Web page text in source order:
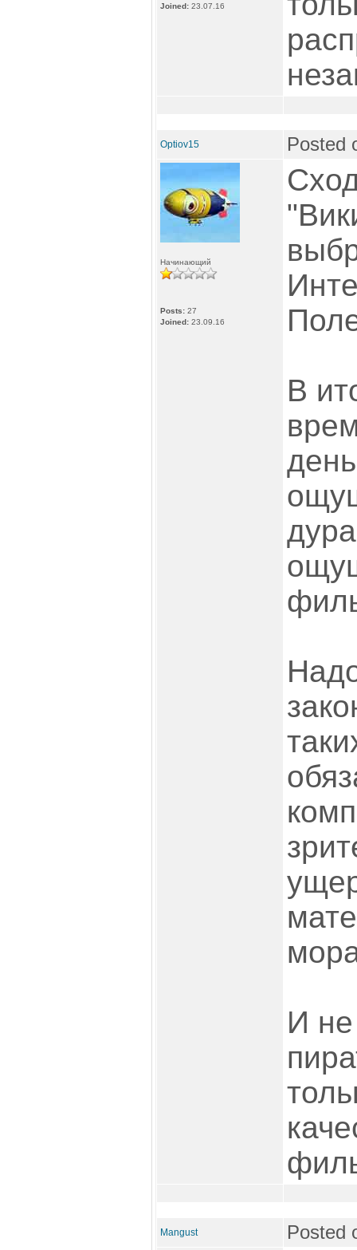
Joined: 23.07.16
Optiov15 Posted
Начинающий
Posts: 27
Joined: 23.09.16
В
И не
Mangust Posted